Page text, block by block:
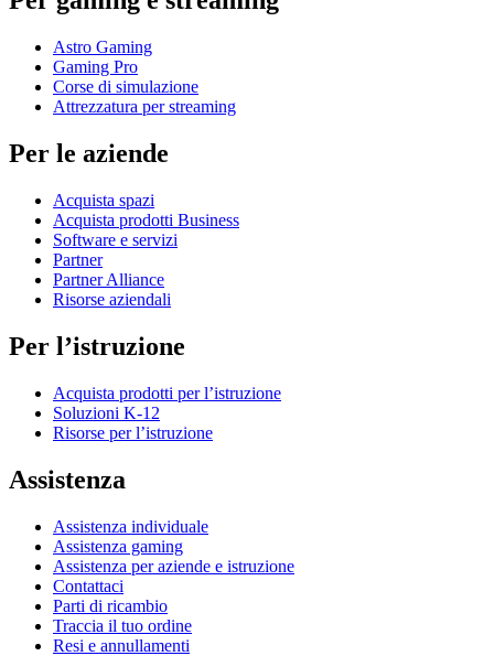
Astro Gaming
Gaming Pro
Corse di simulazione
Attrezzatura per streaming
Per le aziende
Acquista spazi
Acquista prodotti Business
Software e servizi
Partner
Partner Alliance
Risorse aziendali
Per l’istruzione
Acquista prodotti per l’istruzione
Soluzioni K-12
Risorse per l’istruzione
Assistenza
Assistenza individuale
Assistenza gaming
Assistenza per aziende e istruzione
Contattaci
Parti di ricambio
Traccia il tuo ordine
Resi e annullamenti